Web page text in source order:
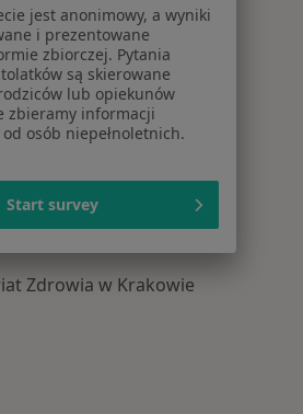
Najczęście leczone
ubezpieczenia
w Krakowie
Iduna w Krakowie
w Krakowie
w Krakowie
Zdrowia w Krakowie
jest anonimowy, a wyniki
i prezentowane
zbiorczej. Pytania
są skierowane
lub opiekunów
zbieramy informacji
osób niepełnoletnich.
Start survey